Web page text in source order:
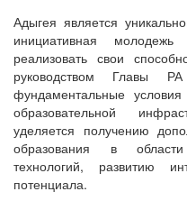
Адыгея является
инициативная
реализовать свои
руководством Главы
фундаментальные
образовательной
уделяется получению
образования в
технологий, развитию
потенциала.